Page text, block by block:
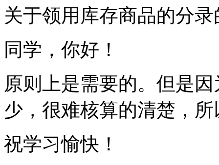
关于领用库存商品的分
同学，你好！
原则上是需要的。但是
少，很难核算的清楚，
祝学习愉快！